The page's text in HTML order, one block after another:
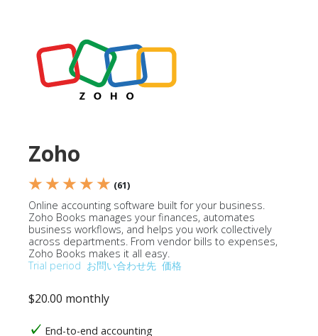
Zoho
★ ★ ★ ★ ★ (61)
Online accounting software built for your business.
Zoho Books manages your finances, automates
business workflows, and helps you work collectively
across departments. From vendor bills to expenses,
Zoho Books makes it all easy.
Trial period お問い合わせ先 価格
$20.00 monthly
End-to-end accounting